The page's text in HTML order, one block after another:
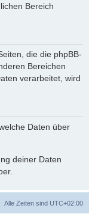
Bereich
die die phpBB-
Bereichen
verarbeitet, wird
Daten über
deiner Daten
Alle Zeiten sind UTC+02:00